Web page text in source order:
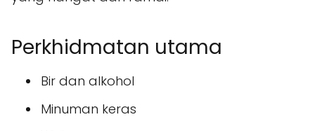
Perkhidmatan utama
Bir dan alkohol
Minuman keras